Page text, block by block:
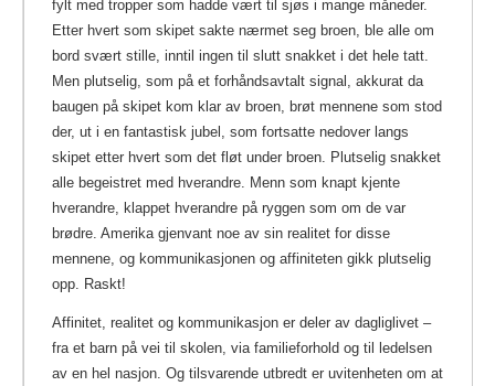
fylt med tropper som hadde vært til sjøs i mange måneder.
Etter hvert som skipet sakte nærmet seg broen, ble alle om
bord svært stille, inntil ingen til slutt snakket i det hele tatt.
Men plutselig, som på et forhåndsavtalt signal, akkurat da
baugen på skipet kom klar av broen, brøt mennene som stod
der, ut i en fantastisk jubel, som fortsatte nedover langs
skipet etter hvert som det fløt under broen. Plutselig snakket
alle begeistret med hverandre. Menn som knapt kjente
hverandre, klappet hverandre på ryggen som om de var
brødre. Amerika gjenvant noe av sin realitet for disse
mennene, og kommunikasjonen og affiniteten gikk plutselig
opp. Raskt!
Affinitet, realitet og kommunikasjon er deler av dagliglivet –
fra et barn på vei til skolen, via familieforhold og til ledelsen
av en hel nasjon. Og tilsvarende utbredt er uvitenheten om at